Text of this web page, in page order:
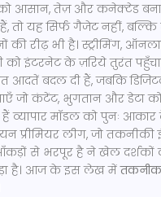
आसान, तेज़ और कनेक्टेड
तो यह सिर्फ गैजेट नहीं,
की रीढ़ भी है।स्ट्रीमिंग,
को इंटरनेट के ज़रिये तुरंत
आदतें बदल दी हैं, जबकि
जो कंटेंट, भुगतान और डेटा
व्यापार मॉडल को पुनः आकार
प्रीमियर लीग, जो
से भरपूर हैने खेल दर्शकों
है। आज के इस लेख मेंतकनीक